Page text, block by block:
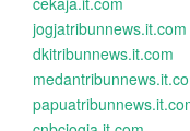
jogjatribunnews.it.com
dkitribunnews.it.com